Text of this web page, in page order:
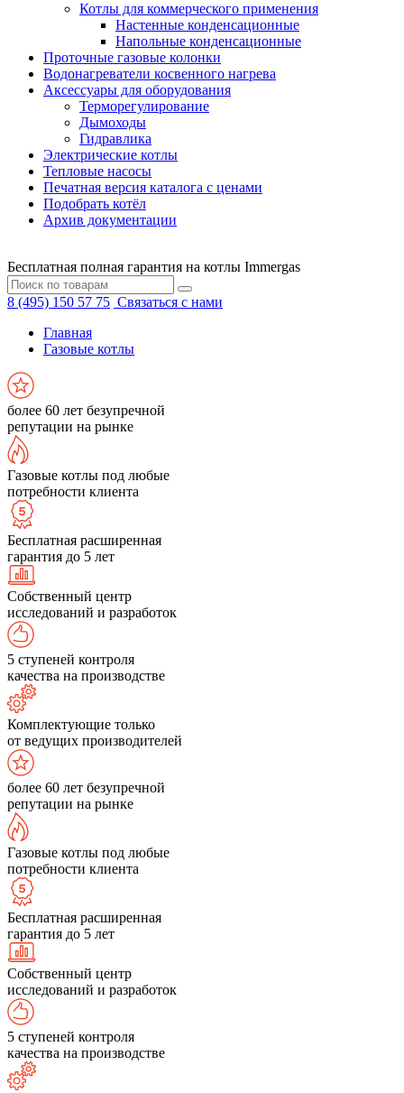
Котлы для коммерческого применения
Настенные конденсационные
Напольные конденсационные
Проточные газовые колонки
Водонагреватели косвенного нагрева
Аксессуары для оборудования
Терморегулирование
Дымоходы
Гидравлика
Электрические котлы
Тепловые насосы
Печатная версия каталога с ценами
Подобрать котёл
Архив документации
Бесплатная полная гарантия на котлы Immergas
8 (495) 150 57 75 Связаться с нами
Главная
Газовые котлы
более 60 лет безупречной
репутации на рынке
Газовые котлы под любые
потребности клиента
Бесплатная расширенная
гарантия до 5 лет
Собственный центр
исследований и разработок
5 ступеней контроля
качества на производстве
Комплектующие только
от ведущих производителей
более 60 лет безупречной
репутации на рынке
Газовые котлы под любые
потребности клиента
Бесплатная расширенная
гарантия до 5 лет
Собственный центр
исследований и разработок
5 ступеней контроля
качества на производстве